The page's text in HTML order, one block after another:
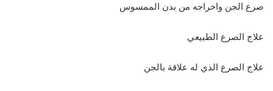
صرع الجن واخراجه من بدن الممسوس
علاج الصرع الطبيعي
علاج الصرع الذي له علاقة بالجن